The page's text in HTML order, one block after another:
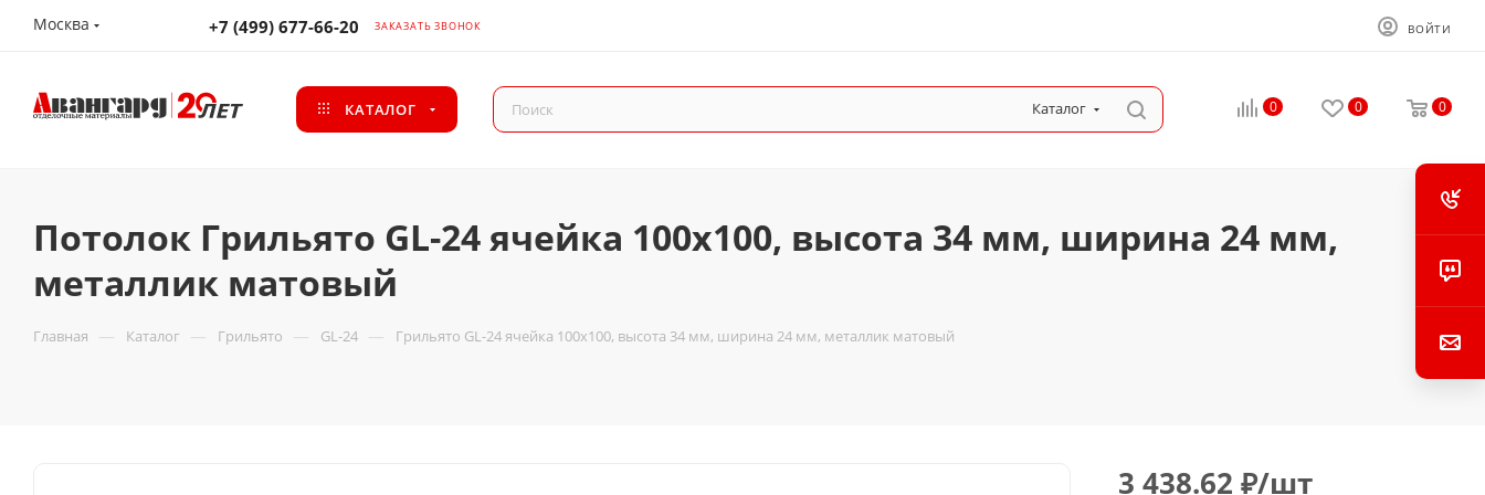
Москва +7 (499) 677-66-20 ЗАКАЗАТЬ ЗВОНОК ВОЙТИ
КАТАЛОГ Каталог 0 0 0
Потолок Грильято GL-24 ячейка 100x100, высота 34 мм, ширина 24 мм,
металлик матовый
Главная — Каталог — Грильято — GL-24 — Грильято GL-24 ячейка 100x100, высота 34 мм, ширина 24 мм, металлик матовый
3 438.62 ₽/шт